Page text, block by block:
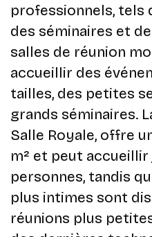
professionnels, tels
des séminaires et
salles de réunion
accueillir des
tailles, des petites
grands séminaires.
Salle Royale, offre
m² et peut accueillir
personnes, tandis
plus intimes sont
réunions plus